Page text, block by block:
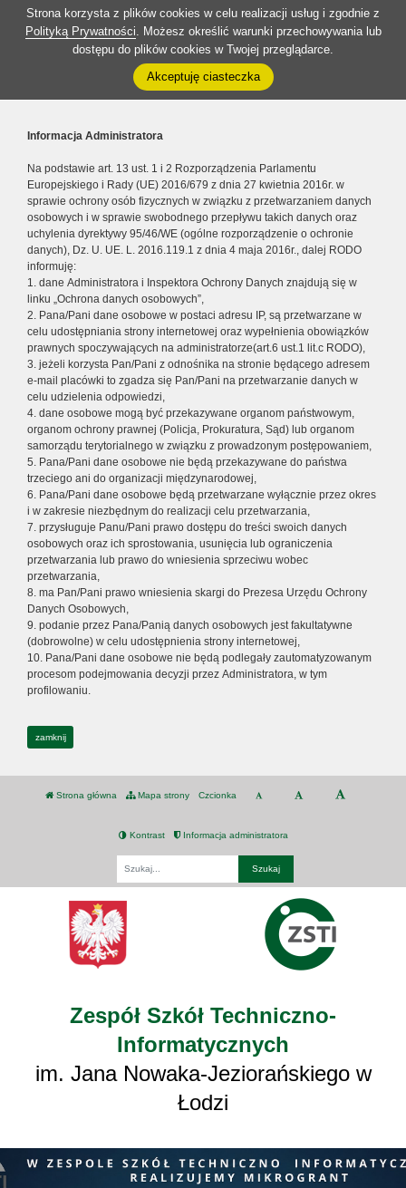
Strona korzysta z plików cookies w celu realizacji usług i zgodnie z
Polityką Prywatności. Możesz określić warunki przechowywania lub
dostępu do plików cookies w Twojej przeglądarce.
Akceptuję ciasteczka
Informacja Administratora
Na podstawie art. 13 ust. 1 i 2 Rozporządzenia Parlamentu
Europejskiego i Rady (UE) 2016/679 z dnia 27 kwietnia 2016r. w
sprawie ochrony osób fizycznych w związku z przetwarzaniem danych
osobowych i w sprawie swobodnego przepływu takich danych oraz
uchylenia dyrektywy 95/46/WE (ogólne rozporządzenie o ochronie
danych), Dz. U. UE. L. 2016.119.1 z dnia 4 maja 2016r., dalej RODO
informuję:
1. dane Administratora i Inspektora Ochrony Danych znajdują się w
linku „Ochrona danych osobowych”,
2. Pana/Pani dane osobowe w postaci adresu IP, są przetwarzane w
celu udostępniania strony internetowej oraz wypełnienia obowiązków
prawnych spoczywających na administratorze(art.6 ust.1 lit.c RODO),
3. jeżeli korzysta Pan/Pani z odnośnika na stronie będącego adresem
e-mail placówki to zgadza się Pan/Pani na przetwarzanie danych w
celu udzielenia odpowiedzi,
4. dane osobowe mogą być przekazywane organom państwowym,
organom ochrony prawnej (Policja, Prokuratura, Sąd) lub organom
samorządu terytorialnego w związku z prowadzonym postępowaniem,
5. Pana/Pani dane osobowe nie będą przekazywane do państwa
trzeciego ani do organizacji międzynarodowej,
6. Pana/Pani dane osobowe będą przetwarzane wyłącznie przez okres
i w zakresie niezbędnym do realizacji celu przetwarzania,
7. przysługuje Panu/Pani prawo dostępu do treści swoich danych
osobowych oraz ich sprostowania, usunięcia lub ograniczenia
przetwarzania lub prawo do wniesienia sprzeciwu wobec
przetwarzania,
8. ma Pan/Pani prawo wniesienia skargi do Prezesa Urzędu Ochrony
Danych Osobowych,
9. podanie przez Pana/Panią danych osobowych jest fakultatywne
(dobrowolne) w celu udostępnienia strony internetowej,
10. Pana/Pani dane osobowe nie będą podlegały zautomatyzowanym
procesom podejmowania decyzji przez Administratora, w tym
profilowaniu.
zamknij
Strona główna Mapa strony Czcionka
Kontrast Informacja administratora
Zespół Szkół Techniczno-
Informatycznych
im. Jana Nowaka-Jeziorańskiego w
Łodzi